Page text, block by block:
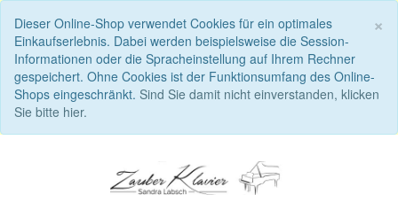
×
Dieser Online-Shop verwendet Cookies für ein optimales
Einkaufserlebnis. Dabei werden beispielsweise die Session-
Informationen oder die Spracheinstellung auf Ihrem Rechner
gespeichert. Ohne Cookies ist der Funktionsumfang des Online-
Shops eingeschränkt. Sind Sie damit nicht einverstanden, klicken
Sie bitte hier.